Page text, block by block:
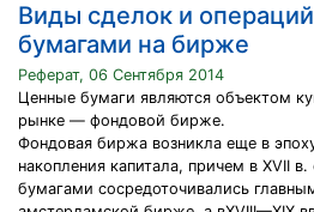
Виды сделок и
бумагами на бирже
Реферат, 06 Сентября 2014
Ценные бумаги являются объектом
рынке — фондовой бирже.
Фондовая биржа возникла еще в
накопления капитала, причем в XVII
бумагами сосредоточивались